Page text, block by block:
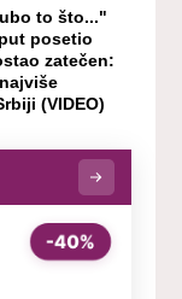
to što..."
posetio
zatečen:
(VIDEO)